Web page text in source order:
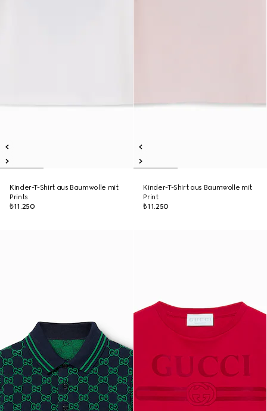
Kinder-T-Shirt aus Baumwolle mit
Prints
₺11.250
Kinder-T-Shirt aus Baumwolle mit
Print
₺11.250